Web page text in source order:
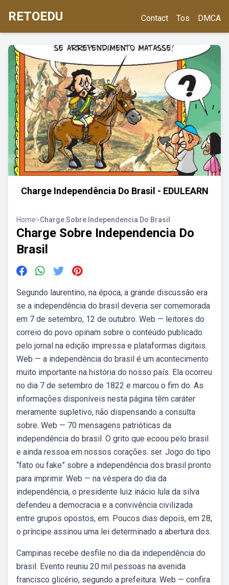
RETOEDU Contact Tos DMCA
Charge Independência Do Brasil - EDULEARN
Home>Charge Sobre Independencia Do Brasil
Charge Sobre Independencia Do
Brasil
Segundo laurentino, na época, a grande discussão era
se a independência do brasil deveria ser comemorada
em 7 de setembro, 12 de outubro. Web — leitores do
correio do povo opinam sobre o conteúdo publicado
pelo jornal na edição impressa e plataformas digitais.
Web — a independência do brasil é um acontecimento
muito importante na história do nosso país. Ela ocorreu
no dia 7 de setembro de 1822 e marcou o fim do. As
informações disponíveis nesta página têm caráter
meramente supletivo, não dispensando a consulta
sobre. Web — 70 mensagens patrióticas da
independência do brasil. O grito que ecoou pelo brasil
e ainda ressoa em nossos corações. ser. Jogo do tipo
“fato ou fake” sobre a independência dos brasil pronto
para imprimir. Web — na véspera do dia da
independência, o presidente luiz inácio lula da silva
defendeu a democracia e a convivência civilizada
entre grupos opostos, em. Poucos dias depois, em 28,
o príncipe assinou uma lei determinado a abertura dos.
Campinas recebe desfile no dia da independência do
brasil. Evento reuniu 20 mil pessoas na avenida
francisco glicério, segundo a prefeitura. Web — confira